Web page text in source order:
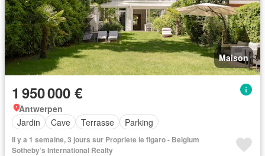
Maison
1 950 000 €
Antwerpen
Jardin
Cave Terrasse Parking
Il y a 1 semaine, 3 jours sur Propriete le figaro - Belgium
Sotheby’s International Realty